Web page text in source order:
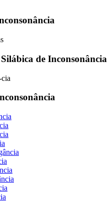
de Inconsonância